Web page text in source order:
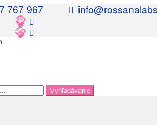
767 967
Vyhľadávanie